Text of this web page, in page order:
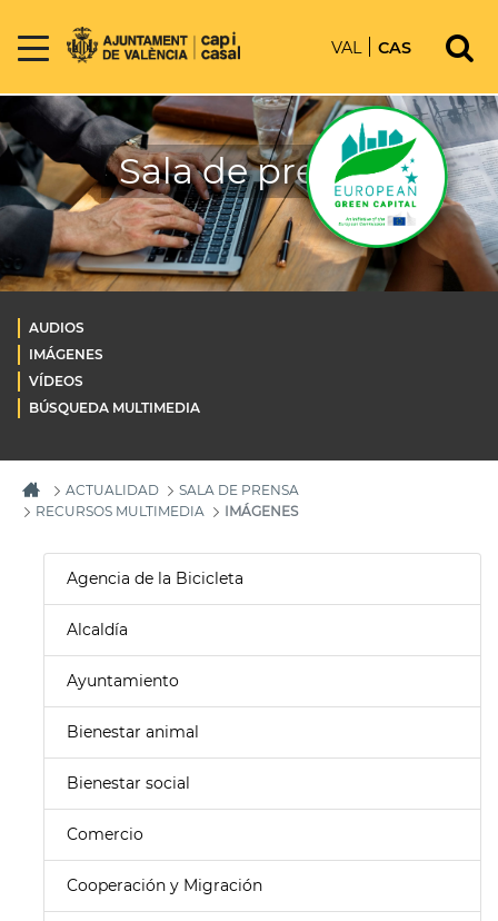
VAL CAS
Sala de prensa
AUDIOS
IMÁGENES
VÍDEOS
BÚSQUEDA MULTIMEDIA
ACTUALIDAD
SALA DE PRENSA
RECURSOS MULTIMEDIA
IMÁGENES
Agencia de la Bicicleta
Alcaldía
Ayuntamiento
Bienestar animal
Bienestar social
Comercio
Cooperación y Migración